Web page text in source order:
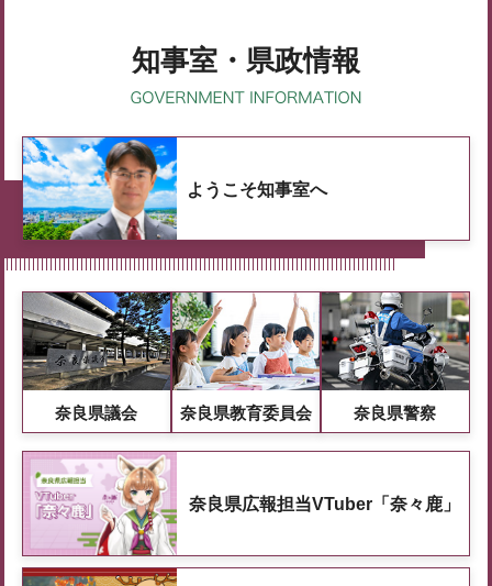
知事室・県政情報
ようこそ知事室へ
奈良県議会 奈良県教育委員会 奈良県警察
奈良県広報担当VTuber「奈々鹿」